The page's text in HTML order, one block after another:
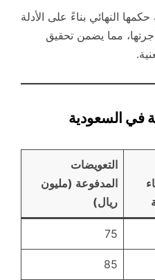
النهائي بناءً على الأدلة
مما يضمن تحقيق
في السعودية
التعويضات
المدفوعة (مليون
ريال)
75
85